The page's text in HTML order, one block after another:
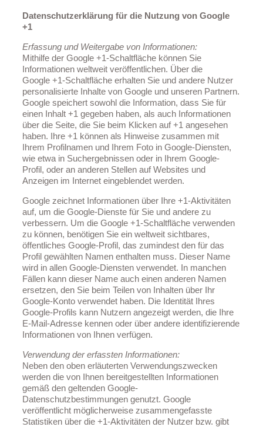
Datenschutzerklärung für die Nutzung von Google
+1
Erfassung und Weitergabe von Informationen:
Mithilfe der Google +1-Schaltfläche können Sie
Informationen weltweit veröffentlichen. Über die
Google +1-Schaltfläche erhalten Sie und andere Nutzer
personalisierte Inhalte von Google und unseren Partnern.
Google speichert sowohl die Information, dass Sie für
einen Inhalt +1 gegeben haben, als auch Informationen
über die Seite, die Sie beim Klicken auf +1 angesehen
haben. Ihre +1 können als Hinweise zusammen mit
Ihrem Profilnamen und Ihrem Foto in Google-Diensten,
wie etwa in Suchergebnissen oder in Ihrem Google-
Profil, oder an anderen Stellen auf Websites und
Anzeigen im Internet eingeblendet werden.
Google zeichnet Informationen über Ihre +1-Aktivitäten
auf, um die Google-Dienste für Sie und andere zu
verbessern. Um die Google +1-Schaltfläche verwenden
zu können, benötigen Sie ein weltweit sichtbares,
öffentliches Google-Profil, das zumindest den für das
Profil gewählten Namen enthalten muss. Dieser Name
wird in allen Google-Diensten verwendet. In manchen
Fällen kann dieser Name auch einen anderen Namen
ersetzen, den Sie beim Teilen von Inhalten über Ihr
Google-Konto verwendet haben. Die Identität Ihres
Google-Profils kann Nutzern angezeigt werden, die Ihre
E-Mail-Adresse kennen oder über andere identifizierende
Informationen von Ihnen verfügen.
Verwendung der erfassten Informationen:
Neben den oben erläuterten Verwendungszwecken
werden die von Ihnen bereitgestellten Informationen
gemäß den geltenden Google-
Datenschutzbestimmungen genutzt. Google
veröffentlicht möglicherweise zusammengefasste
Statistiken über die +1-Aktivitäten der Nutzer bzw. gibt